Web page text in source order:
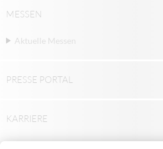
MESSEN
Aktuelle Messen
PRESSE PORTAL
KARRIERE